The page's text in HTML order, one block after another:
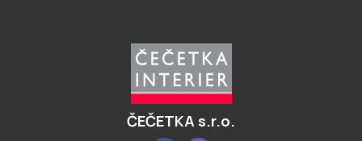
ČEČETKA s.r.o.